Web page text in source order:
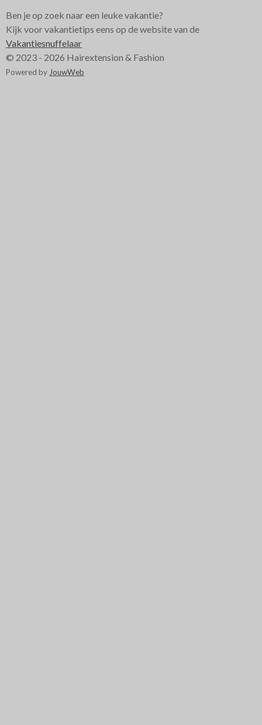
Ben je op zoek naar een leuke vakantie?
Kijk voor vakantietips eens op de website van de
Vakantiesnuffelaar
© 2023 - 2026 Hairextension & Fashion
Powered byJouwWeb